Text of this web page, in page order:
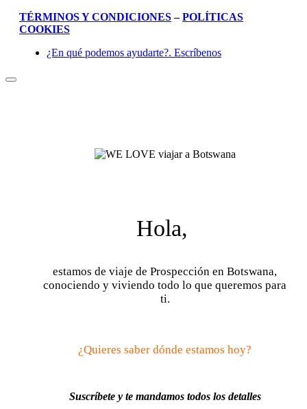
TÉRMINOS Y CONDICIONES–POLÍTICAS
COOKIES
¿En qué podemos ayudarte?. Escríbenos
Hola,
estamos de viaje de Prospección en Botswana,
conociendo y viviendo todo lo que queremos para
ti.
¿Quieres saber dónde estamos hoy?
Suscríbete y te mandamos todos los detalles